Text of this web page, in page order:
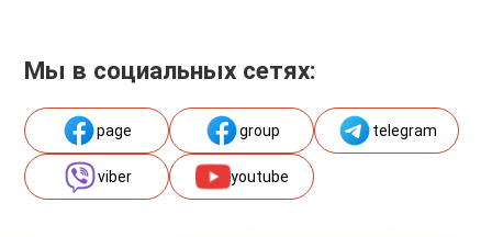
Мы в социальных сетях:
page group telegram
viber youtube